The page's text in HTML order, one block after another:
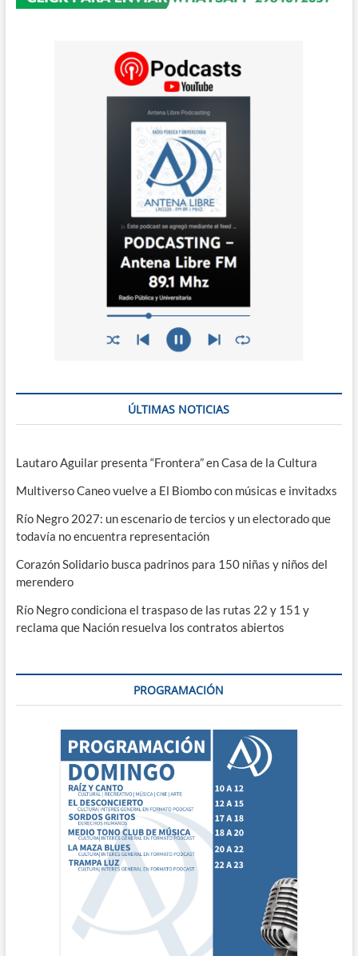
ÚLTIMAS NOTICIAS
Lautaro Aguilar presenta “Frontera” en Casa de la Cultura
Multiverso Caneo vuelve a El Biombo con músicas e invitadxs
Río Negro 2027: un escenario de tercios y un electorado que
todavía no encuentra representación
Corazón Solidario busca padrinos para 150 niñas y niños del
merendero
Río Negro condiciona el traspaso de las rutas 22 y 151 y
reclama que Nación resuelva los contratos abiertos
PROGRAMACIÓN